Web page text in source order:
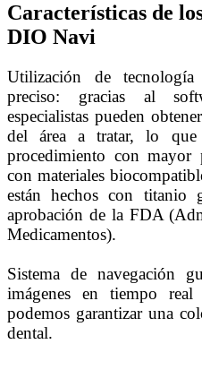
Características de
DIO Navi
Utilización de
preciso: gracias al
especialistas pueden
del área a tratar, lo
procedimiento con mayor
con materiales
están hechos con
aprobación de la FDA
Medicamentos).
Sistema de navegación
imágenes en tiempo
podemos garantizar una
dental.